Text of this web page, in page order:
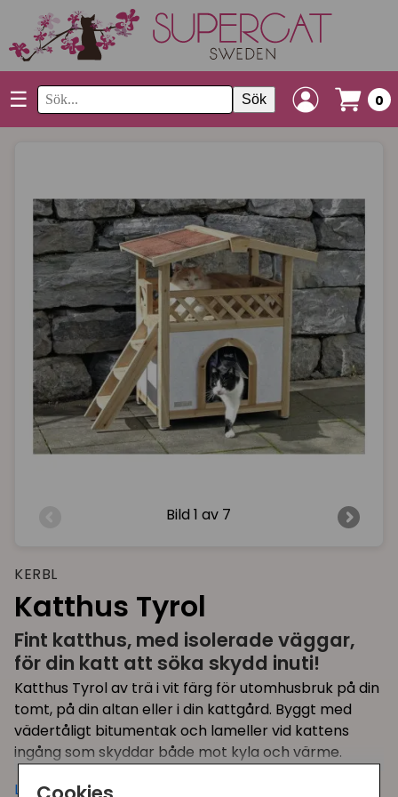
☰ Sök 0
Bild1 av 7
KERBL
Katthus Tyrol
Fint katthus, med isolerade väggar,
för din katt att söka skydd inuti!
Katthus Tyrol av trä i vit färg för utomhusbruk på din
tomt, på din altan eller i din kattgård. Byggt med
vädertåligt bitumentak och lameller vid kattens
ingång som skyddar både mot kyla och värme.
Din katt kan vila inuti sitt hus och den kan ligga och
Läs mer